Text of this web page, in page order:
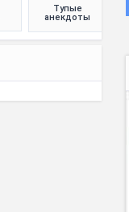
Тупые
анекдоты